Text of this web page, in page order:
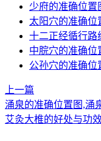
少府的准确位置
太阳穴的准确位
十二正经循行路
中脘穴的准确位
公孙穴的准确位
上一篇
涌泉的准确位置图,涌
艾灸大椎的好处与功